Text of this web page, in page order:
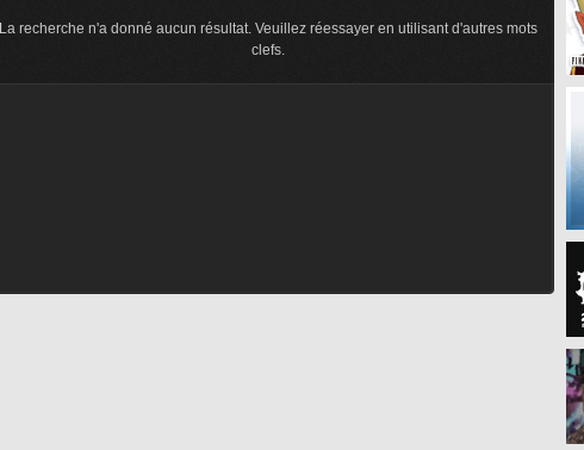
La recherche n'a donné aucun résultat. Veuillez réessayer en utilisant d'autres mots
clefs.